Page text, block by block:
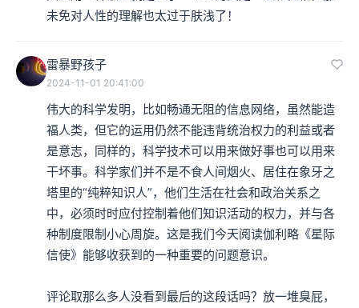
未免对人性的理解也太过于肤浅了！
雷暴野孩子
2024-11-01 20:41:00
伟大的科学发明，比如畅通无阻的信息网络，虽然能造
福人类，但它的运用仍然不能违背统治权力的利益或者
是意志，同样的，科学技术可以用来做好事也可以用来
干坏事。科学家们并不是不食人间烟火、居住在象牙之
塔里的“纯粹知识人”，他们生活在社会和政治关系之
中，必须时时应付控制着他们知识活动的权力，并与各
种制度限制小心周旋。这是我们今天阅读伽利略《星际
信使》能够收获到的一种重要的问题意识。
评论取那么多人没看到最后的这段话吗？放一堆臭屁，